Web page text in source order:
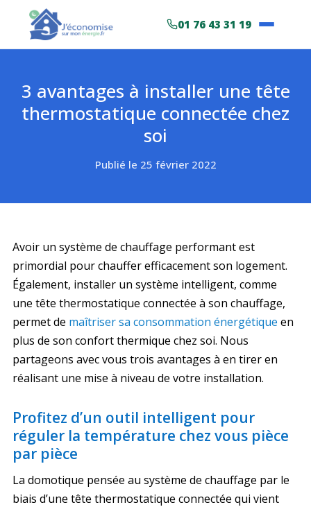
01 76 43 31 19
3 avantages à installer une tête
thermostatique connectée chez
soi
Publié le 25 février 2022
Avoir un système de chauffage performant est
primordial pour chauffer efficacement son logement.
Également, installer un système intelligent, comme
une tête thermostatique connectée à son chauffage,
permet de maîtriser sa consommation énergétique en
plus de son confort thermique chez soi. Nous
partageons avec vous trois avantages à en tirer en
réalisant une mise à niveau de votre installation.
Profitez d’un outil intelligent pour
réguler la température chez vous pièce
par pièce
La domotique pensée au système de chauffage par le
biais d’une tête thermostatique connectée qui vient